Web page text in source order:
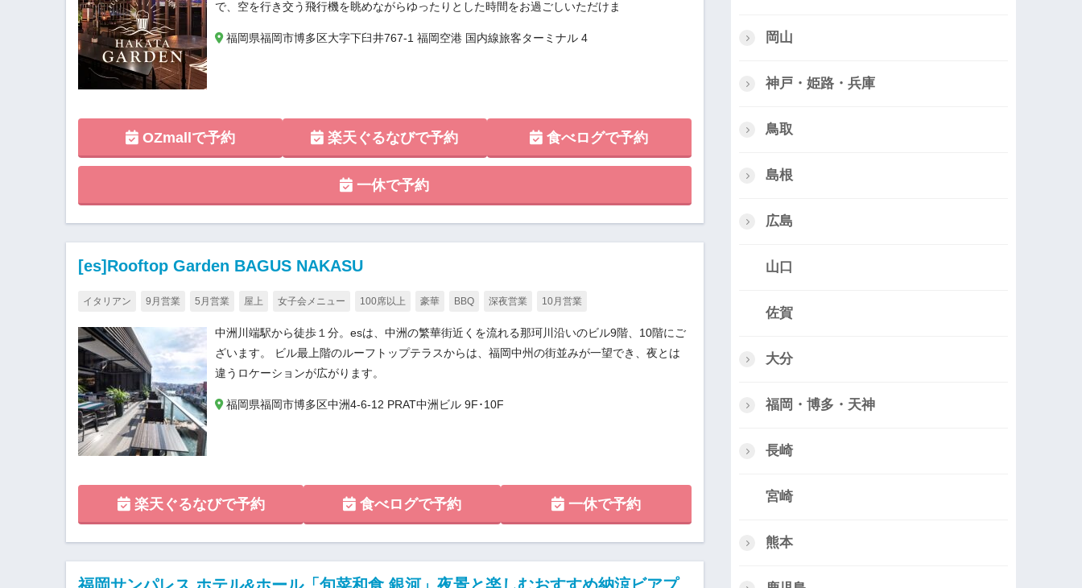
で、空を行き交う飛行機を眺めながらゆったりとした時間をお過ごしいただけま
福岡県福岡市博多区大字下臼井767-1 福岡空港 国内線旅客ターミナル 4
OZmallで予約 楽天ぐるなびで予約 食べログで予約
一休で予約
[es]Rooftop Garden BAGUS NAKASU
イタリアン 9月営業 5月営業 屋上 女子会メニュー 100席以上 豪華 BBQ 深夜営業 10月営業
中洲川端駅から徒歩１分。esは、中洲の繁華街近くを流れる那珂川沿いのビル9階、10階にご
ざいます。 ビル最上階のルーフトップテラスからは、福岡中州の街並みが一望でき、夜とは
違うロケーションが広がります。
福岡県福岡市博多区中洲4-6-12 PRAT中洲ビル 9F･10F
楽天ぐるなびで予約 食べログで予約 一休で予約
福岡サンパレス ホテル&ホール「旬菜和食 銀河」夜景と楽しむおすすめ納涼ビアプ
岡山
神戸・姫路・兵庫
鳥取
島根
広島
山口
佐賀
大分
福岡・博多・天神
長崎
宮崎
熊本